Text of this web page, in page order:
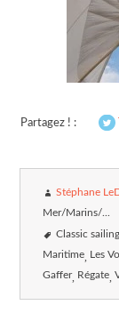
Partagez ! :
Stéphane
Mer/Marins/...
Classic sailing
Maritime Les
Gaffer Régate